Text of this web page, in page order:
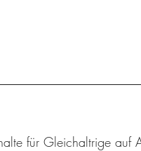
für Gleichaltrige auf